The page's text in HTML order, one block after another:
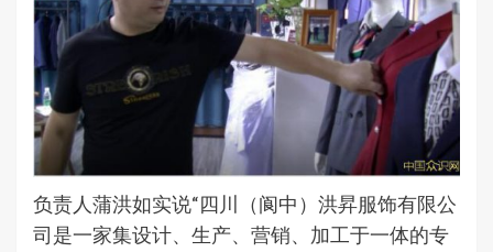
负责人蒲洪如实说“四川（阆中）洪昇服饰有限公
司是一家集设计、生产、营销、加工于一体的专